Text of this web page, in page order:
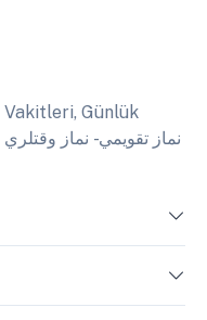
Vakitleri, Günlük
Haftalık ve Aylık Ezan Saatleri . نماز تقويمي - نماز وقتلري